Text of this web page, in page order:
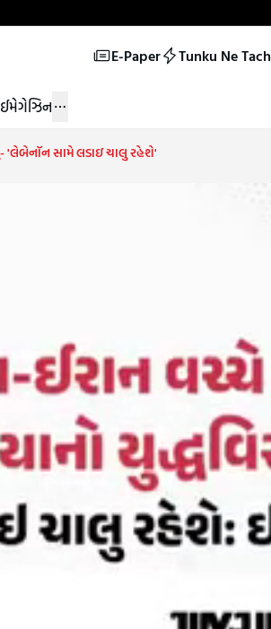
E-Paper Tunku Ne Tach
મેગેઝિન
'લેબેનૉન સામે લડાઇ ચાલુ રહેશે'